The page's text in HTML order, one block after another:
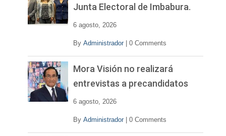
Junta Electoral de Imbabura.
6 agosto, 2026
By Administrador 0 Comments
Mora Visión no realizará
entrevistas a precandidatos
6 agosto, 2026
By Administrador 0 Comments